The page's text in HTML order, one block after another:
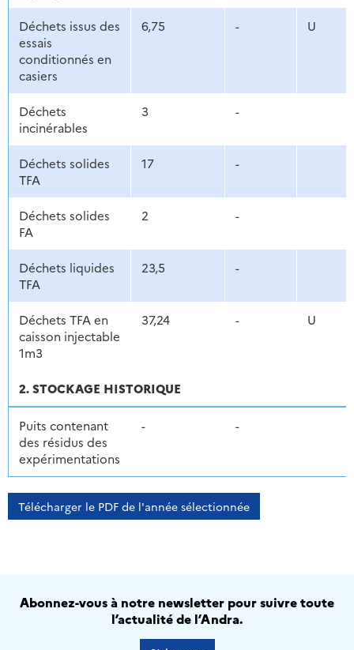
Déchets issus des
essais
conditionnés en
casiers
6,75 - U
Déchets
incinérables
3 -
Déchets solides
TFA
17 -
Déchets solides
FA
2 -
Déchets liquides
TFA
23,5 -
Déchets TFA en
caisson injectable
1m3
37,24 - U
2. STOCKAGE HISTORIQUE
Puits contenant
des résidus des
expérimentations
- -
Télécharger le PDF de l'année sélectionnée
Abonnez-vous à notre newsletter pour suivre toute
l’actualité de l’Andra.